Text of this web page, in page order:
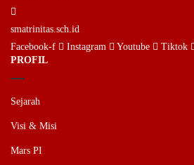
smatrinitas.sch.id
Facebook-f
Instagram Youtube
Tiktok
PROFIL
Sejarah
Visi & Misi
Mars PI